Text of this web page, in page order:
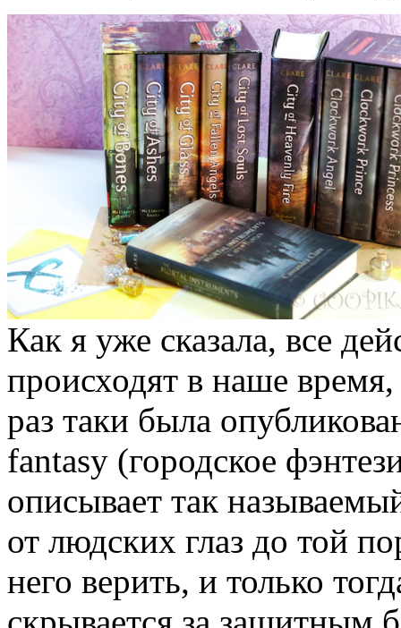
Как я уже сказала, все
происходят в наше
раз таки была
fantasy (городское
описывает так
от людских глаз до той
него верить, и только